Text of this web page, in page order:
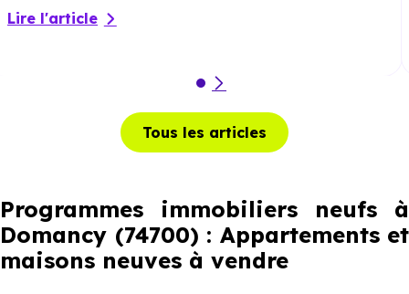
Lire l'article
Tous les articles
Programmes immobiliers neufs à
Domancy (74700) : Appartements et
maisons neuves à vendre